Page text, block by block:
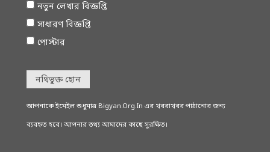
নতুন লেখার বিজ্ঞপ্তি
সাধারণ বিজ্ঞপ্তি
পোস্টার
নথিভুক্ত হোন
আপনাকে ইমেইল শুধুমাত্র Bigyan.Org.In এর খবরাখবর পাঠানোর জন্য
ব্যবহৃত হবে। আপনার তথ্য আমাদের কাছে সুরক্ষিত।